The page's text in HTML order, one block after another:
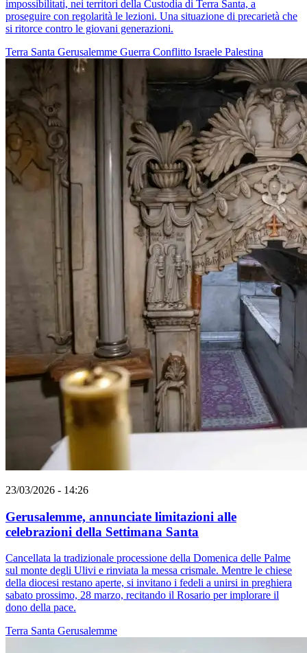
impossibilitati, nei territori della Custodia di Terra Santa, a
proseguire con regolarità le lezioni. Una situazione di precarietà che
si ritorce contro le giovani generazioni.
Terra Santa Gerusalemme Guerra Conflitto Israele Palestina
23/03/2026 - 14:26
Gerusalemme, annunciate limitazioni alle
celebrazioni della Settimana Santa
Cancellata la tradizionale processione della Domenica delle Palme
sul monte degli Ulivi e rinviata la messa crismale. Mentre le chiese
della diocesi restano aperte, si invitano i fedeli a unirsi in preghiera
sabato prossimo, 28 marzo, recitando il Rosario per implorare il
dono della pace.
Terra Santa Gerusalemme